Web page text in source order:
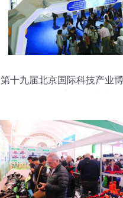
第十九届北京国际科技产业